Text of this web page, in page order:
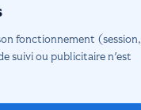
fonctionnement (session,
suivi ou publicitaire n'est